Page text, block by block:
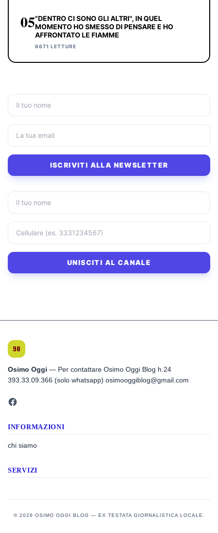
05"DENTRO CI SONO GLI ALTRI", IN QUEL
MOMENTO HO SMESSO DI PENSARE E HO
AFFRONTATO LE FIAMME
6671 LETTURE
ISCRIVITI ALLA NEWSLETTER
UNISCITI AL CANALE
Osimo Oggi — Per contattare Osimo Oggi Blog h.24
393.33.09.366 (solo whatsapp) osimooggiblog@gmail.com
INFORMAZIONI
chi siamo
SERVIZI
© 2026 OSIMO OGGI BLOG — EX TESTATA GIORNALISTICA LOCALE.